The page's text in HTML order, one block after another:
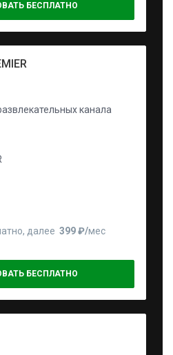
БЕСПЛАТНО
канала
далее 399 ₽⁠/⁠мес
БЕСПЛАТНО